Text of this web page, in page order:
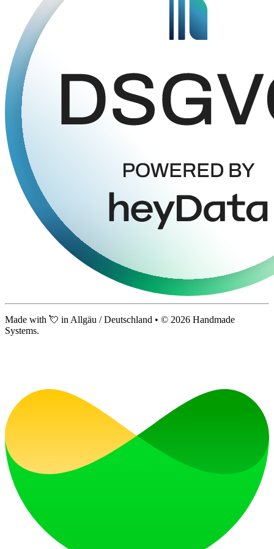
Made with 💘 in Allgäu / Deutschland • © 2026 Handmade
Systems.